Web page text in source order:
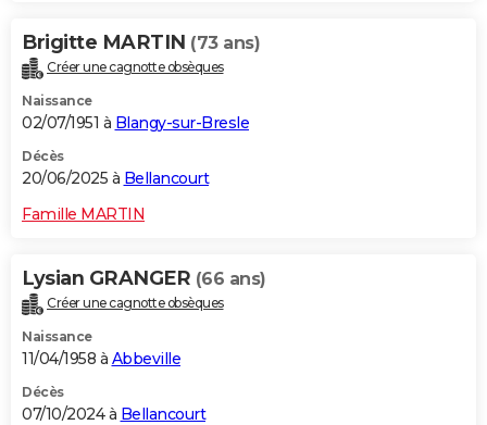
Bricolage
Lifestyle
Culture
Auto
Television
Voyage
Cinema
Brigitte MARTIN (73 ans)
Créer une cagnotte obsèques
Naissance
02/07/1951 à Blangy-sur-Bresle
Décès
20/06/2025 à Bellancourt
Famille MARTIN
Lysian GRANGER (66 ans)
Créer une cagnotte obsèques
Naissance
11/04/1958 à Abbeville
Décès
07/10/2024 à Bellancourt